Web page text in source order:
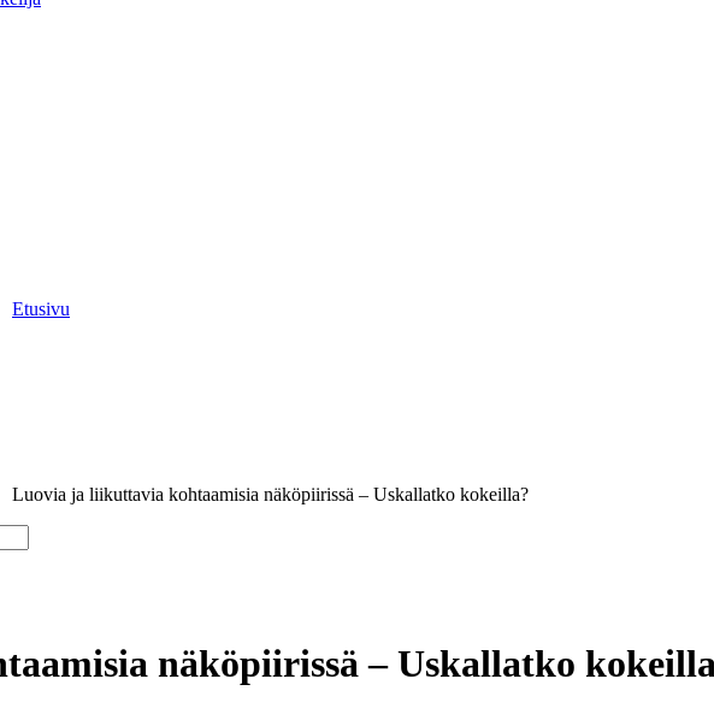
Etusivu
Luovia ja liikuttavia kohtaamisia näköpiirissä – Uskallatko kokeilla?
näköpiirissä – Uskallatko